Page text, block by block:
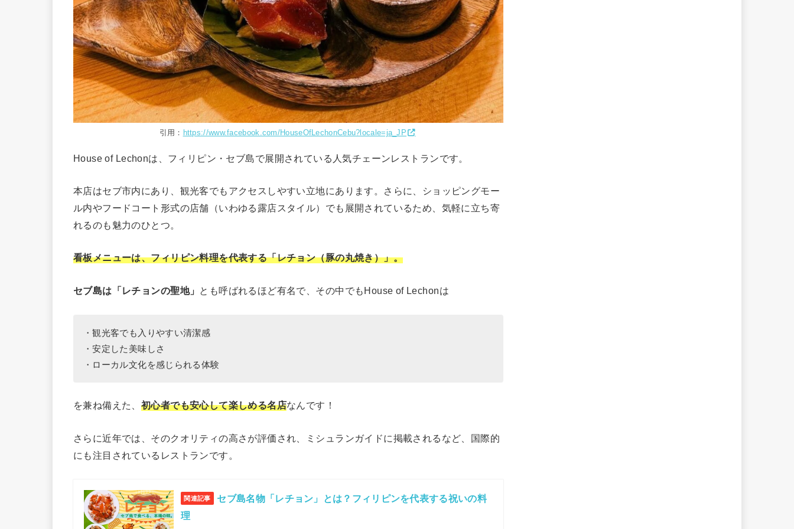
引用： https://www.facebook.com/HouseOfLechonCebu?locale=ja_JP
House of Lechonは、フィリピン・セブ島で展開されている人気チェーンレストランです。
本店はセブ市内にあり、観光客でもアクセスしやすい立地にあります。さらに、ショッピングモー
ル内やフードコート形式の店舗（いわゆる露店スタイル）でも展開されているため、気軽に立ち寄
れるのも魅力のひとつ。
看板メニューは、フィリピン料理を代表する「レチョン（豚の丸焼き）」。
セブ島は「レチョンの聖地」 とも呼ばれるほど有名で、その中でもHouse of Lechonは
・観光客でも入りやすい清潔感
・安定した美味しさ
・ローカル文化を感じられる体験
を兼ね備えた、 初心者でも安心して楽しめる名店なんです！
さらに近年では、そのクオリティの高さが評価され、ミシュランガイドに掲載されるなど、国際的
にも注目されているレストランです。
関連記事
セブ島名物「レチョン」とは？フィリピンを代表する祝いの料
理